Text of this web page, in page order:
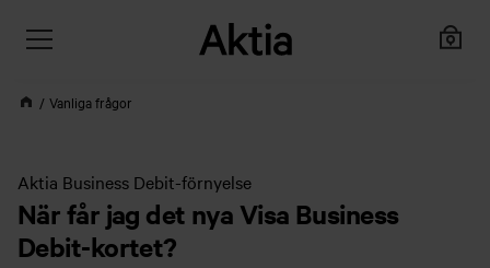
Vanliga frågor
Aktia Business Debit-förnyelse
När får jag det nya Visa Business
Debit-kortet?